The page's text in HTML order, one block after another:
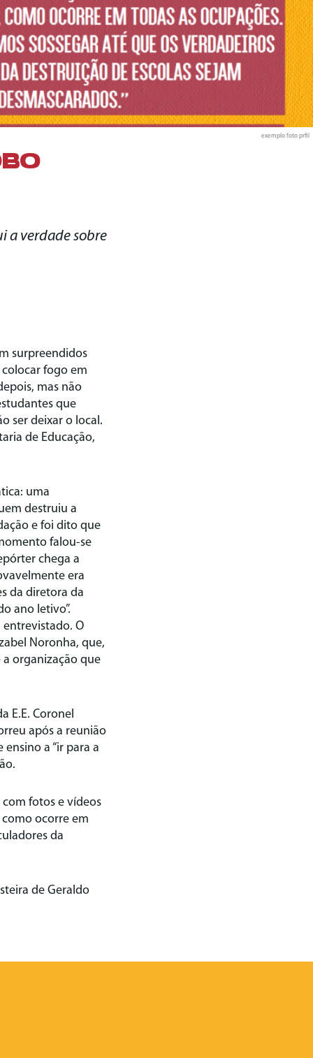
exemplo foto prfil
a verdade sobre
surpreendidos
fogo em
mas não
que
ser deixar o local.
de Educação,
uma
destruiu a
e foi dito que
falou-se
chega a
era
da diretora da
ano letivo”.
O
Noronha, que,
a organização que
E.E. Coronel
após a reunião
a “ir para a
com fotos e vídeos
como ocorre em
da
de Geraldo